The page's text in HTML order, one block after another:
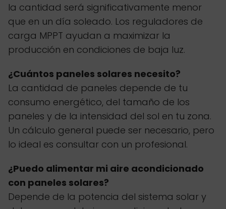
la cantidad será significativamente menor
que en un día soleado. Los reguladores de
carga MPPT ayudan a maximizar la
producción en condiciones de baja luz.
¿Cuántos paneles solares necesito?
La cantidad de paneles depende de tu
consumo energético, del tamaño de los
paneles y de la intensidad del sol en tu zona.
Un cálculo general puede ser necesario, pero
lo ideal es consultar con un profesional.
¿Puedo alimentar mi aire acondicionado
con paneles solares?
Depende de la potencia del sistema solar y